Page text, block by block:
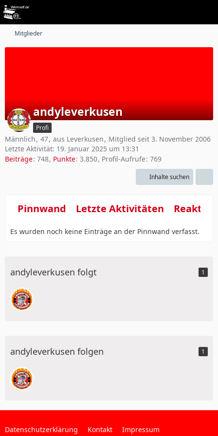
Mitglieder
andyleverkusen
Profi
Männlich 47 aus Leverkusen
Mitglied seit 3. November 2006
Letzte Aktivität: 19. Januar 2025 um 13:31
Beiträge 748 Punkte 3.850 Profil-Aufrufe 769
Inhalte suchen
Pinnwand Letzte Aktivitäten
Es wurden noch keine Einträge an der Pinnwand verfasst.
andyleverkusen folgt 1
andyleverkusen folgen 1
Datenschutzerklärung Kontakt Impressum